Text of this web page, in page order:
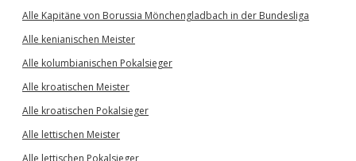
Alle Kapitäne von Borussia Mönchengladbach in der Bundesliga
Alle kenianischen Meister
Alle kolumbianischen Pokalsieger
Alle kroatischen Meister
Alle kroatischen Pokalsieger
Alle lettischen Meister
Alle lettischen Pokalsieger